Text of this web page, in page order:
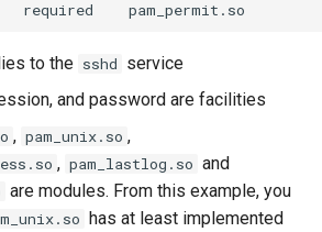
to the sshd service
and password are facilities
, pam_unix.so ,
, pam_lastlog.so and
are modules. From this example, you
has at least implemented